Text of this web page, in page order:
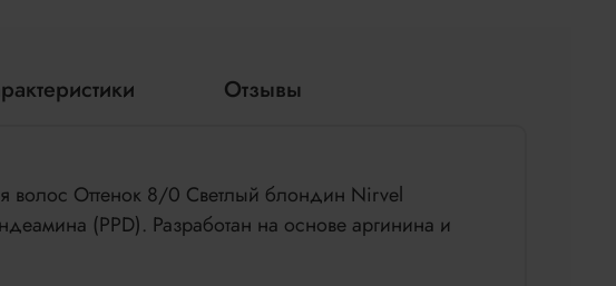
Отзывы
волос Оттенок 8/0 Светлый блондин Nirvel
(PPD). Разработан на основе аргинина и